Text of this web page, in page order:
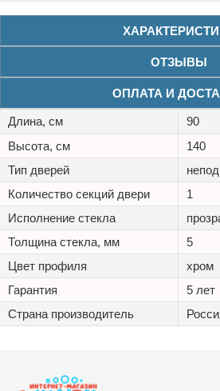
ОТЗЫВЫ
ОПЛАТА И
Длина, см
90
Высота, см
140
Тип дверей
Количество секций двери
1
Исполнение стекла
Толщина стекла, мм
5
Цвет профиля
хром
Гарантия
5 лет
Страна производитель